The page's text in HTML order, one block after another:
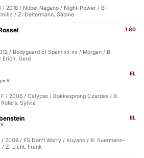
/ 2018 / Nobel Nagano / Night-Power / B:
/ Z: Deitermann, Sabine
1.80
/ Bodyguard of Spain xx xx / Morgan / B:
Erich, Gerd
EL
e.V.
/ 2006 / Calypso / Bokkesprong Czardas / B:
Sylvia
EL
2009 / FS Don't Worry / Koyano / B: Suermann-
/ Z: Licht, Frank